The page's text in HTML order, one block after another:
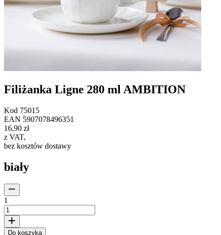
Filiżanka Ligne 280 ml AMBITION
Kod 75015
EAN 5907078496351
16,90 zł
z VAT,
bez kosztów dostawy
biały
1
Do koszyka